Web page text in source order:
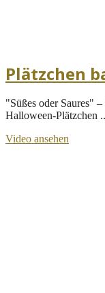
Plätzchen
"Süßes oder Saures"
Halloween-Plätzchen
Video ansehen